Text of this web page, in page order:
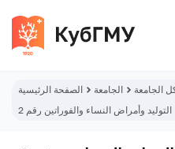
الصفحة الرئيسية الجامعة الجامعة
التوليد وأمراض النساء والفوراتين رقم 2